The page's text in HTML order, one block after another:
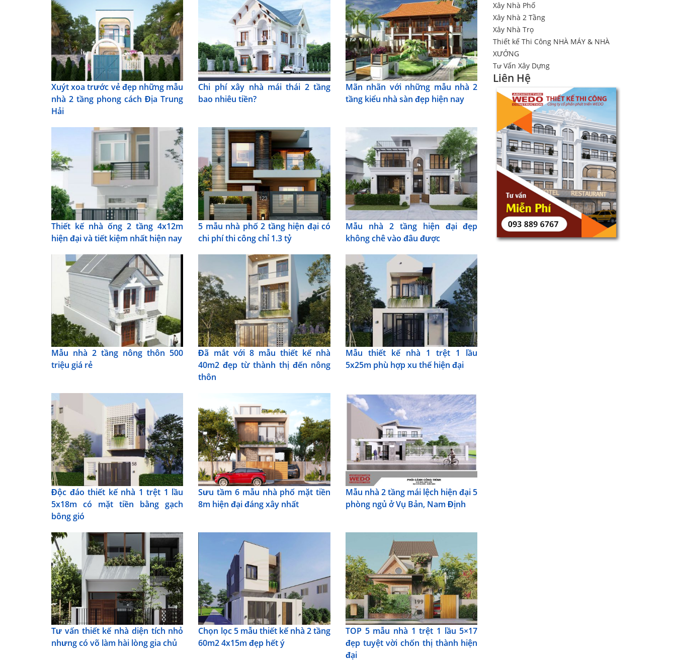
Xuýt xoa trước vẻ đẹp những mẫu
nhà 2 tầng phong cách Địa Trung
Hải
Chi phí xây nhà mái thái 2 tầng
bao nhiêu tiền?
Mãn nhãn với những mẫu nhà 2
tầng kiểu nhà sàn đẹp hiện nay
Thiết kế nhà ống 2 tầng 4x12m
hiện đại và tiết kiệm nhất hiện nay
5 mẫu nhà phố 2 tầng hiện đại có
chi phí thi công chỉ 1.3 tỷ
Mẫu nhà 2 tầng hiện đại đẹp
không chê vào đâu được
Mẫu nhà 2 tầng nông thôn 500
triệu giá rẻ
Đã mắt với 8 mẫu thiết kế nhà
40m2 đẹp từ thành thị đến nông
thôn
Mẫu thiết kế nhà 1 trệt 1 lầu
5x25m phù hợp xu thế hiện đại
Độc đáo thiết kế nhà 1 trệt 1 lầu
5x18m có mặt tiền bằng gạch
bông gió
Sưu tầm 6 mẫu nhà phố mặt tiền
8m hiện đại đáng xây nhất
Mẫu nhà 2 tầng mái lệch hiện đại 5
phòng ngủ ở Vụ Bản, Nam Định
Tư vấn thiết kế nhà diện tích nhỏ
nhưng có võ làm hài lòng gia chủ
Chọn lọc 5 mẫu thiết kế nhà 2 tầng
60m2 4x15m đẹp hết ý
TOP 5 mẫu nhà 1 trệt 1 lầu 5×17
đẹp tuyệt vời chốn thị thành hiện
đại
Xây Nhà Phố
Xây Nhà 2 Tầng
Xây Nhà Trọ
Thiết kế Thi Công NHÀ MÁY & NHÀ
XƯỞNG
Tư Vấn Xây Dựng
Liên Hệ